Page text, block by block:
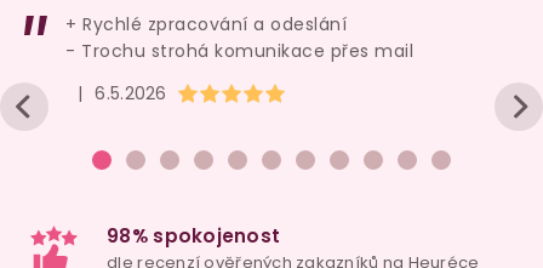
Náš TIP Hodnocení obchodu je 5 z 5 hvězdiček.
| 6.5.2026
+ Rychlé zpracování a odeslání
- Trochu strohá komunikace přes mail